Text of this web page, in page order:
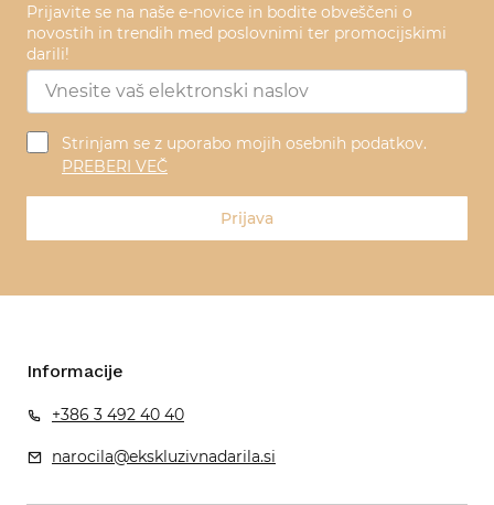
Prijavite se na naše e-novice in bodite obveščeni o
novostih in trendih med poslovnimi ter promocijskimi
darili!
Strinjam se z uporabo mojih osebnih podatkov.
PREBERI VEČ
Prijava
Informacije
+386 3 492 40 40
narocila@ekskluzivnadarila.si